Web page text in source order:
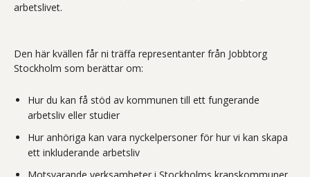
arbetslivet.
Den här kvällen får ni träffa representanter från Jobbtorg
Stockholm som berättar om:
Hur du kan få stöd av kommunen till ett fungerande
arbetsliv eller studier
Hur anhöriga kan vara nyckelpersoner för hur vi kan skapa
ett inkluderande arbetsliv